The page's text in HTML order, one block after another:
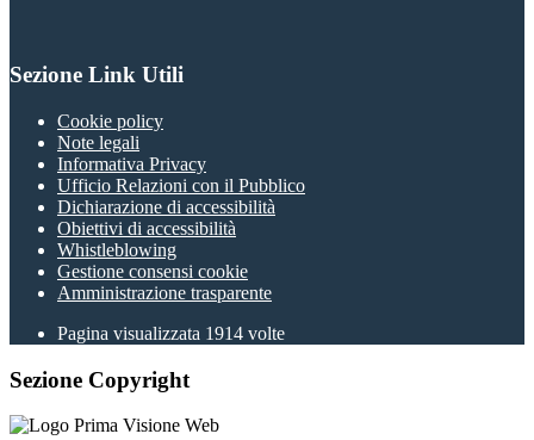
Sezione Link Utili
Cookie policy
Note legali
Informativa Privacy
Ufficio Relazioni con il Pubblico
Dichiarazione di accessibilità
Obiettivi di accessibilità
Whistleblowing
Gestione consensi cookie
Amministrazione trasparente
Pagina visualizzata 1914 volte
Sezione Copyright